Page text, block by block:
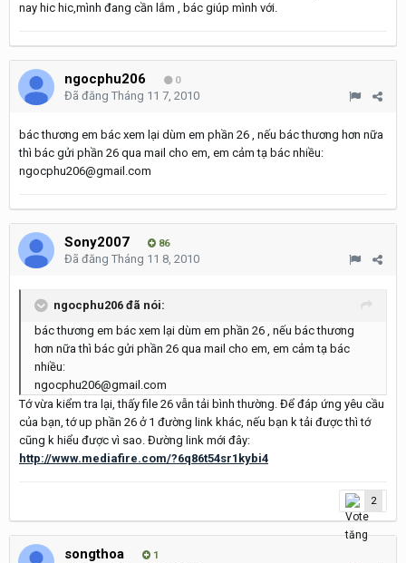
nay hic hic,mình đang cần lắm , bác giúp mình với.
ngocphu206 0
Đã đăng Tháng 11 7, 2010
bác thương em bác xem lại dùm em phần 26 , nếu bác thương hơn nữa
thì bác gửi phần 26 qua mail cho em, em cảm tạ bác nhiều:
ngocphu206@gmail.com
Sony2007 86
Đã đăng Tháng 11 8, 2010
ngocphu206 đã nói:
bác thương em bác xem lại dùm em phần 26 , nếu bác thương
hơn nữa thì bác gửi phần 26 qua mail cho em, em cảm tạ bác
nhiều:
ngocphu206@gmail.com
Tớ vừa kiểm tra lại, thấy file 26 vẫn tải bình thường. Để đáp ứng yêu cầu
của bạn, tớ up phần 26 ở 1 đường link khác, nếu bạn k tải được thì tớ
cũng k hiểu được vì sao. Đường link mới đây:
http://www.mediafire.com/?6q86t54sr1kybi4
2
songthoa 1